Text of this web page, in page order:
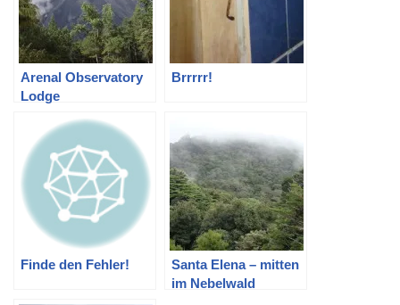
Arenal Observatory
Lodge
Brrrrr!
Finde den Fehler!
Santa Elena – mitten
im Nebelwald